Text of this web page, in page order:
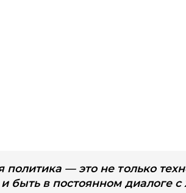
политика — это не только
быть в постоянном диалоге